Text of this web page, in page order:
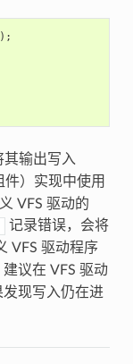
);
其输出写入
）实现中使用
VFS 驱动的
记录错误，会将
VFS 驱动程序
议在 VFS 驱动
现写入仍在进